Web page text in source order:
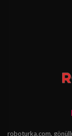
roboturka.com,